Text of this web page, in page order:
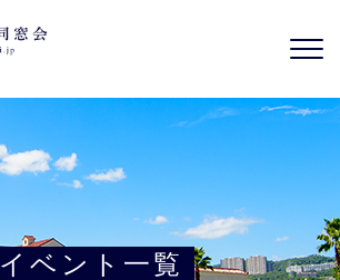
イベント一覧